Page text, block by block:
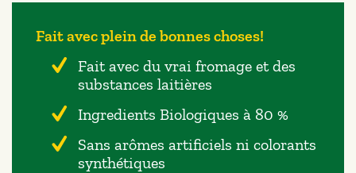
Fait avec plein de bonnes choses!
Fait avec du vrai fromage et des
substances laitières
Ingredients Biologiques à 80 %
Sans arômes artificiels ni colorants
synthétiques